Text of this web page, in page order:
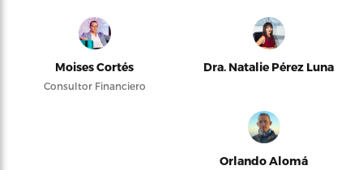
Moises Cortés
Consultor Financiero
Dra. Natalie Pérez Luna
Orlando Alomá